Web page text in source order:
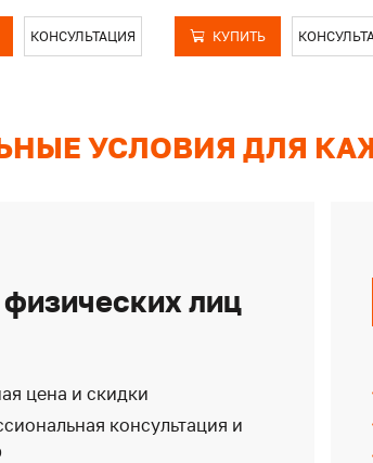
КОНСУЛЬТАЦИЯ КУПИТЬ
УСЛОВИЯ ДЛЯ
лиц
цена и скидки
консультация и